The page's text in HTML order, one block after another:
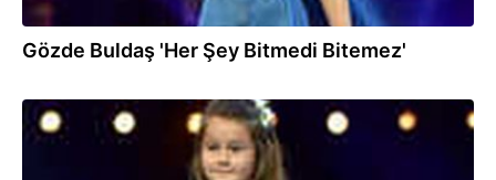
Gözde Buldaş 'Her Şey Bitmedi Bitemez'
12.08.2018